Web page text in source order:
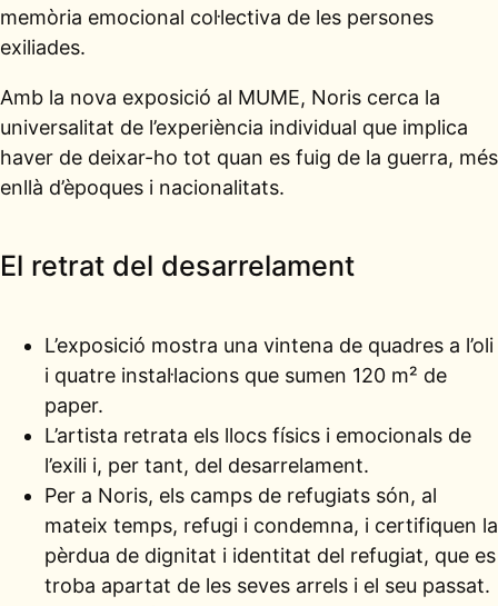
memòria emocional col·lectiva de les persones
exiliades.
Amb la nova exposició al MUME, Noris cerca la
universalitat de l’experiència individual que implica
haver de deixar-ho tot quan es fuig de la guerra, més
enllà d’èpoques i nacionalitats.
El retrat del desarrelament
L’exposició mostra una vintena de quadres a l’oli
i quatre instal·lacions que sumen 120 m² de
paper.
L’artista retrata els llocs físics i emocionals de
l’exili i, per tant, del desarrelament.
Per a Noris, els camps de refugiats són, al
mateix temps, refugi i condemna, i certifiquen la
pèrdua de dignitat i identitat del refugiat, que es
troba apartat de les seves arrels i el seu passat.